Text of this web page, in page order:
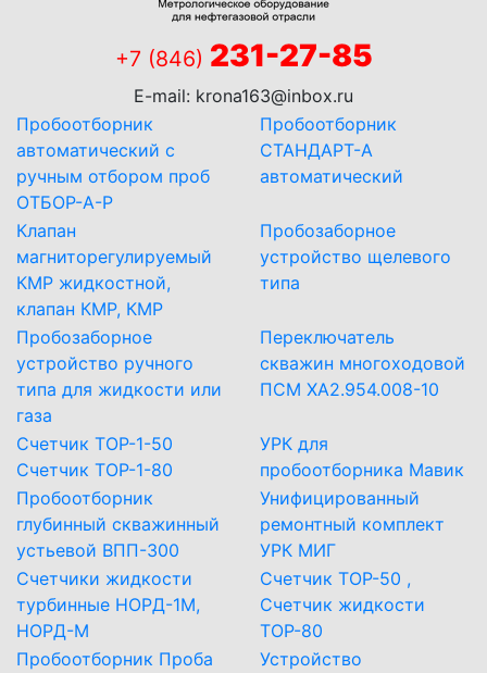
+7 (846) 231-27-85
E-mail: krona163@inbox.ru
Пробоотборник
автоматический с
ручным отбором проб
ОТБОР-А-Р
Пробоотборник
СТАНДАРТ-А
автоматический
Клапан
магниторегулируемый
КМР жидкостной,
клапан КМР, КМР
Пробозаборное
устройство щелевого
типа
Пробозаборное
устройство ручного
типа для жидкости или
газа
Переключатель
скважин многоходовой
ПСМ ХА2.954.008-10
Счетчик ТОР-1-50
Счетчик ТОР-1-80
УРК для
пробоотборника Мавик
Пробоотборник
глубинный скважинный
устьевой ВПП-300
Унифицированный
ремонтный комплект
УРК МИГ
Счетчики жидкости
турбинные НОРД-1М,
НОРД-М
Счетчик ТОР-50 ,
Счетчик жидкости
ТОР-80
Пробоотборник Проба
Устройство